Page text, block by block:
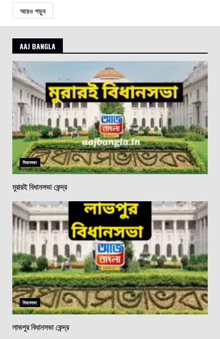
আরও পড়ুন
AAJ BANGLA
বিধানসভা
মুরারই বিধানসভা কেন্দ্র
বিধানসভা
লাভপুর বিধানসভা কেন্দ্র